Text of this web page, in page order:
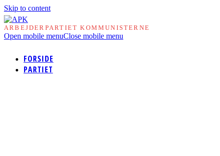
Skip to content
ARBEJDERPARTIET KOMMUNISTERNE
Open mobile menuClose mobile menu
FORSIDE
PARTIET